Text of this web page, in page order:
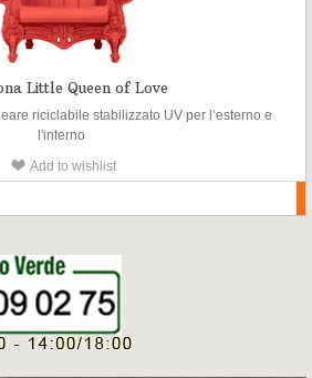
Little Queen of Love
riciclabile stabilizzato UV per l’esterno e
l'interno
Add to wishlist